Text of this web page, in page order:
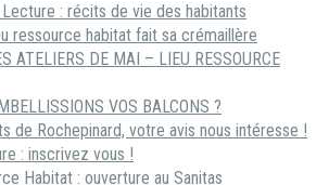
: récits de vie des habitants
ressource habitat fait sa crémaillère
ATELIERS DE MAI – LIEU RESSOURCE
VOS BALCONS ?
de Rochepinard, votre avis nous intéresse !
: inscrivez vous !
Habitat : ouverture au Sanitas